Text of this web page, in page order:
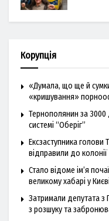
Корупція
«Думала, що ще й
«кришування»
Тернополянин за 3000
системі “Оберіг”
Ексзаступника голови
відправили до колонії
Стало відоме ім’я
великому хабарі у Києві
Затримали депутата з
з розшуку та